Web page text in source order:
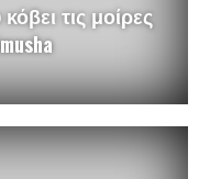
τις μοίρες